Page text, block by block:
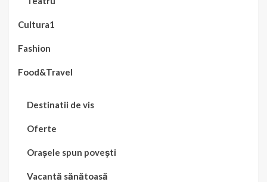
Cultura1
Fashion
Food&Travel
Destinatii de vis
Oferte
Orașele spun povești
Vacantă sănătoasă